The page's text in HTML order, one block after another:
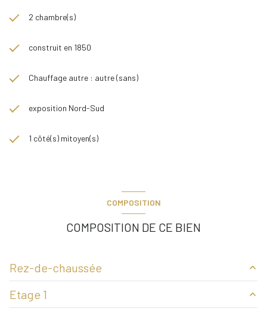
2 chambre(s)
construit en 1850
Chauffage autre : autre (sans)
exposition Nord-Sud
1 côté(s) mitoyen(s)
COMPOSITION
COMPOSITION DE CE BIEN
Rez-de-chaussée
salon - cuisine
Etage 1